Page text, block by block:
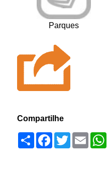
Parques
Compartilhe
Compartilhar
Facebook
TwitterEmail